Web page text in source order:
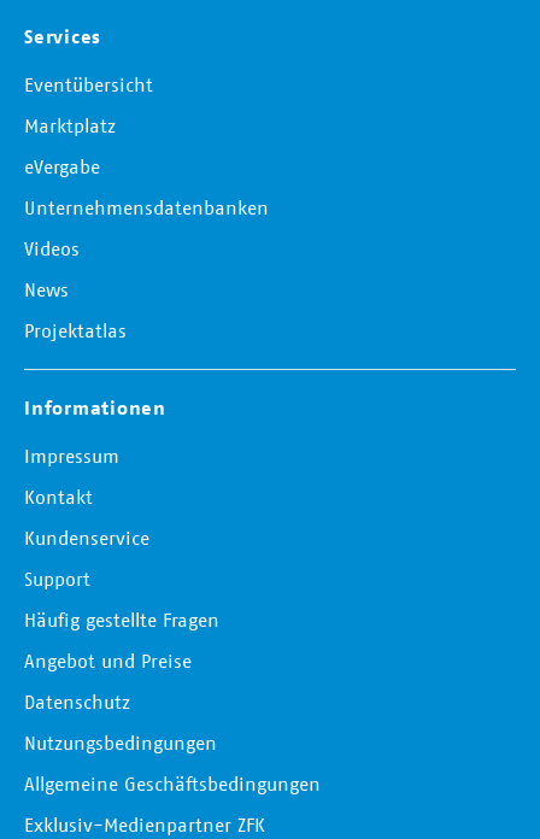
Services
Eventübersicht
Marktplatz
eVergabe
Unternehmensdatenbanken
Videos
News
Projektatlas
Informationen
Impressum
Kontakt
Kundenservice
Support
Häufig gestellte Fragen
Angebot und Preise
Datenschutz
Nutzungsbedingungen
Allgemeine Geschäftsbedingungen
Exklusiv-Medienpartner ZFK